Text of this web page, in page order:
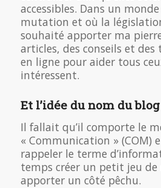
accessibles. Dans un
mutation et où la
souhaité apporter ma pierre
articles, des conseils et
en ligne pour aider tous
intéressent.
Et l’idée du nom du blog
Il fallait qu’il comporte le
« Communication » (COM)
rappeler le terme
temps créer un petit jeu
apporter un côté pêchu.